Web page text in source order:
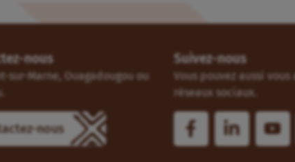
nous
sur-Marne, Ouagadougou ou
nous
Suivez-nous
Vous pouvez aussi
réseaux sociaux.